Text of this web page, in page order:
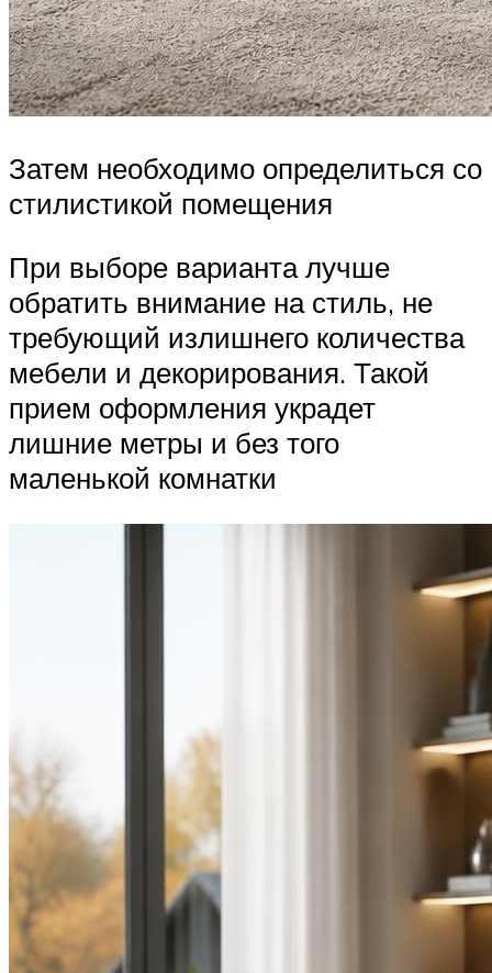
Затем необходимо определиться со
стилистикой помещения
При выборе варианта лучше
обратить внимание на стиль, не
требующий излишнего количества
мебели и декорирования. Такой
прием оформления украдет
лишние метры и без того
маленькой комнатки